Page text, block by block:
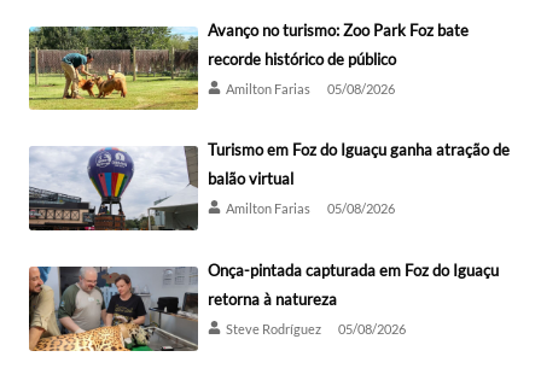
Avanço no turismo: Zoo Park Foz bate
recorde histórico de público
Amilton Farias 05/08/2026
Turismo em Foz do Iguaçu ganha atração de
balão virtual
Amilton Farias 05/08/2026
Onça-pintada capturada em Foz do Iguaçu
retorna à natureza
Steve Rodríguez 05/08/2026